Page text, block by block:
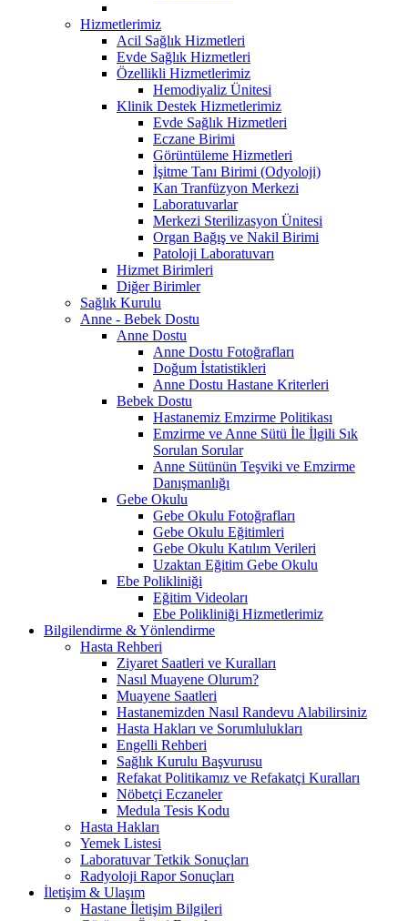
Hizmetlerimiz
Acil Sağlık Hizmetleri
Evde Sağlık Hizmetleri
Özellikli Hizmetlerimiz
Hemodiyaliz Ünitesi
Klinik Destek Hizmetlerimiz
Evde Sağlık Hizmetleri
Eczane Birimi
Görüntüleme Hizmetleri
İşitme Tanı Birimi (Odyoloji)
Kan Tranfüzyon Merkezi
Laboratuvarlar
Merkezi Sterilizasyon Ünitesi
Organ Bağış ve Nakil Birimi
Patoloji Laboratuvarı
Hizmet Birimleri
Diğer Birimler
Sağlık Kurulu
Anne - Bebek Dostu
Anne Dostu
Anne Dostu Fotoğrafları
Doğum İstatistikleri
Anne Dostu Hastane Kriterleri
Bebek Dostu
Hastanemiz Emzirme Politikası
Emzirme ve Anne Sütü İle İlgili Sık
Sorulan Sorular
Anne Sütünün Teşviki ve Emzirme
Danışmanlığı
Gebe Okulu
Gebe Okulu Fotoğrafları
Gebe Okulu Eğitimleri
Gebe Okulu Katılım Verileri
Uzaktan Eğitim Gebe Okulu
Ebe Polikliniği
Eğitim Videoları
Ebe Polikliniği Hizmetlerimiz
Bilgilendirme & Yönlendirme
Hasta Rehberi
Ziyaret Saatleri ve Kuralları
Nasıl Muayene Olurum?
Muayene Saatleri
Hastanemizden Nasıl Randevu Alabilirsiniz
Hasta Hakları ve Sorumlulukları
Engelli Rehberi
Sağlık Kurulu Başvurusu
Refakat Politikamız ve Refakatçi Kuralları
Nöbetçi Eczaneler
Medula Tesis Kodu
Hasta Hakları
Yemek Listesi
Laboratuvar Tetkik Sonuçları
Radyoloji Rapor Sonuçları
İletişim & Ulaşım
Hastane İletişim Bilgileri